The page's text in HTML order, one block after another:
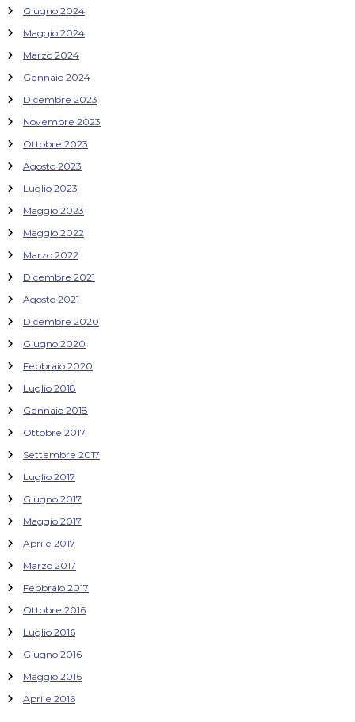
Giugno 2024
Maggio 2024
Marzo 2024
Gennaio 2024
Dicembre 2023
Novembre 2023
Ottobre 2023
Agosto 2023
Luglio 2023
Maggio 2023
Maggio 2022
Marzo 2022
Dicembre 2021
Agosto 2021
Dicembre 2020
Giugno 2020
Febbraio 2020
Luglio 2018
Gennaio 2018
Ottobre 2017
Settembre 2017
Luglio 2017
Giugno 2017
Maggio 2017
Aprile 2017
Marzo 2017
Febbraio 2017
Ottobre 2016
Luglio 2016
Giugno 2016
Maggio 2016
Aprile 2016